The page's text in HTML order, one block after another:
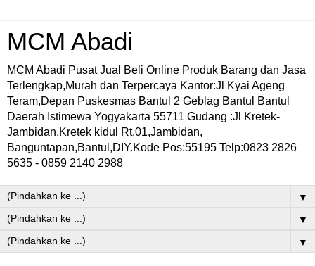
MCM Abadi
MCM Abadi Pusat Jual Beli Online Produk Barang dan Jasa
Terlengkap,Murah dan Terpercaya Kantor:Jl Kyai Ageng
Teram,Depan Puskesmas Bantul 2 Geblag Bantul Bantul
Daerah Istimewa Yogyakarta 55711 Gudang :Jl Kretek-
Jambidan,Kretek kidul Rt.01,Jambidan,
Banguntapan,Bantul,DIY.Kode Pos:55195 Telp:0823 2826
5635 - 0859 2140 2988
▼
▼
▼